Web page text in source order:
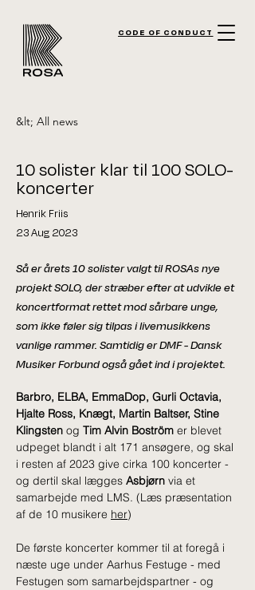
CODE OF CONDUCT
&lt; All news
10 solister klar til 100 SOLO-
koncerter
Henrik Friis
23 Aug 2023
Så er årets 10 solister valgt til ROSAs nye
projekt SOLO, der stræber efter at udvikle et
koncertformat rettet mod sårbare unge,
som ikke føler sig tilpas i livemusikkens
vanlige rammer. Samtidig er DMF - Dansk
Musiker Forbund også gået ind i projektet.
Barbro, ELBA, EmmaDop, Gurli Octavia,
Hjalte Ross, Knægt, Martin Baltser, Stine
Klingsten og Tim Alvin Boström er blevet
udpeget blandt i alt 171 ansøgere, og skal
i resten af 2023 give cirka 100 koncerter -
og dertil skal lægges Asbjørn via et
samarbejde med LMS. (Læs præsentation
af de 10 musikere her)
De første koncerter kommer til at foregå i
næste uge under Aarhus Festuge - med
Festugen som samarbejdspartner - og